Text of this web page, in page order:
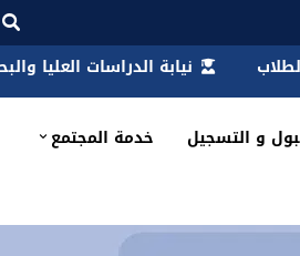
نيابة الدراسات العليا
و التسجيل خدمة المجتمع